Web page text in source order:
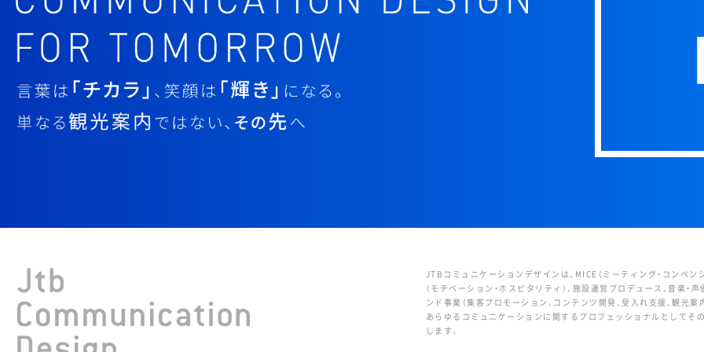
JTBコミュニケーションデザインは、MICE（ミーティング・コンベン
（モチベーション・ホスピタリティ）、施設運営プロデュース、音楽・
ンド事業（集客プロモーション、コンテンツ開発、受入れ支援、観光
あらゆるコミュニケーションに関するプロフェッショナルとしてそ
します。